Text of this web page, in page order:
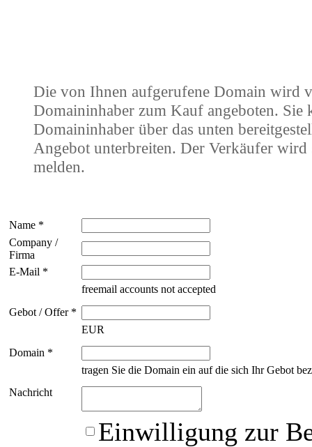
Die von Ihnen aufgerufene Domain wird
Domaininhaber zum Kauf angeboten. Sie
Domaininhaber über das unten
Angebot unterbreiten. Der Verkäufer wird
melden.
Name *
Company /
Firma
E-Mail *
freemail accounts not accepted
Gebot / Offer *
EUR
Domain *
tragen Sie die Domain ein auf die sich Ihr Gebot
Nachricht
Einwilligung zur